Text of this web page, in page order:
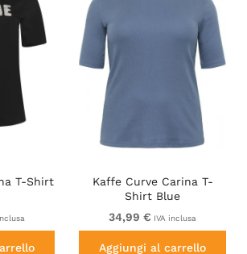
T-Shirt
Kaffe Curve Carina T-
Shirt Blue
34,99 € IVA inclusa
Aggiungi al carrello